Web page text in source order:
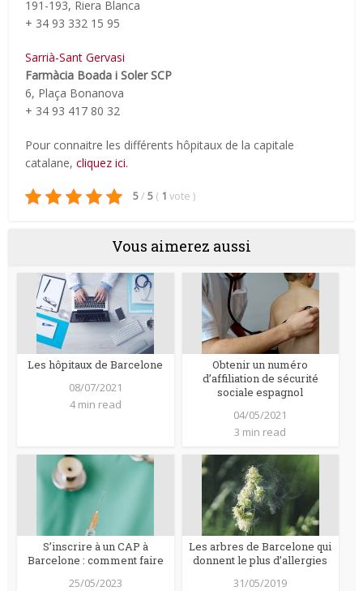
191-193, Riera Blanca
+ 34 93 332 15 95
Sarrià-Sant Gervasi
Farmàcia Boada i Soler SCP
6, Plaça Bonanova
+ 34 93 417 80 32
Pour connaitre les différents hôpitaux de la capitale
catalane,cliquez ici.
5/ 5 ( 1 vote )
Vous aimerez aussi
Les hôpitaux de Barcelone
08/07/2021
4 min read
Obtenir un numéro
d’affiliation de sécurité
sociale espagnol
04/05/2021
3 min read
S’inscrire à un CAP à
Barcelone : comment faire
25/05/2023
Les arbres de Barcelone qui
donnent le plus d’allergies
31/05/2019